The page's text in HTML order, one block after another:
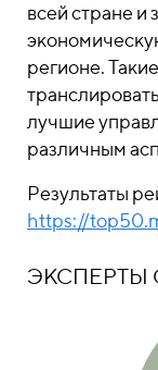
всей стране и
регионе.
лучшие
различным
Результаты
https://
ЭКСПЕРТЫ